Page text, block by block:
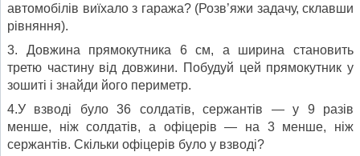
автомобілів виїхало з гаража? (Розв’яжи задачу, склавши
рівняння).
3. Довжина прямокутника 6 см, а ширина становить
третю частину від довжини. Побудуй цей прямокутник у
зошиті і знайди його периметр.
4.У взводі було 36 солдатів, сержантів — у 9 разів
менше, ніж солдатів, а офіцерів — на 3 менше, ніж
сержантів. Скільки офіцерів було у взводі?